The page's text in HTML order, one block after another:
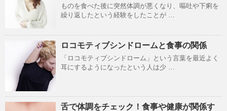
ものを食べた後に突然体調が悪くなり、嘔吐や下痢を
繰り返したという経験をしたことが …
ロコモティブシンドロームと食事の関係
「ロコモティブシンドローム」という言葉を最近よく
耳にするようになったという人は少 …
舌で体調をチェック！食事や健康が関係す